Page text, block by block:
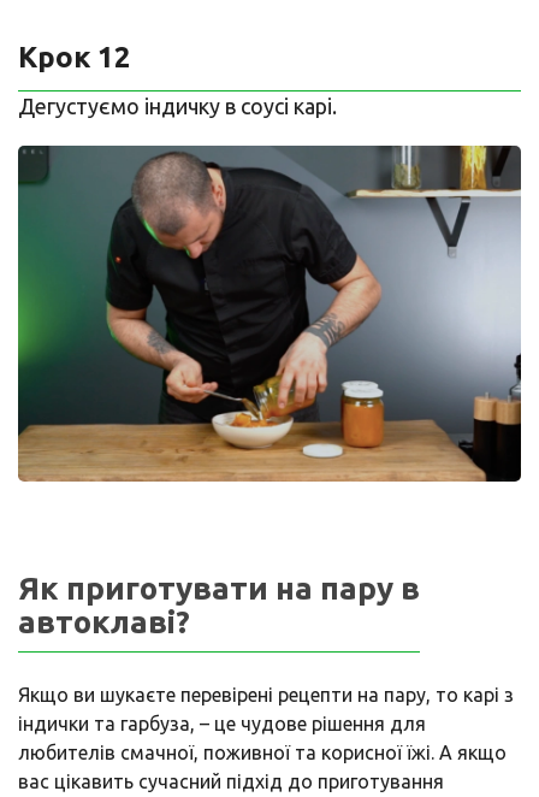
Крок 12
Дегустуємо індичку в соусі карі.
Як приготувати на пару в
автоклаві?
Якщо ви шукаєте перевірені рецепти на пару, то карі з
індички та гарбуза, – це чудове рішення для
любителів смачної, поживної та корисної їжі. А якщо
вас цікавить сучасний підхід до приготування